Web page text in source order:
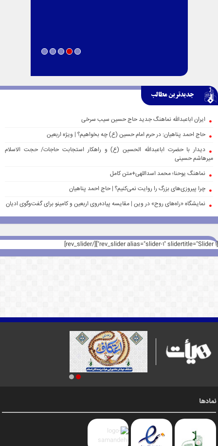
جدیدترین مطالب
ایران اباعبدالله نماهنگ جدید حاج حسین سیب سرخی
حاج احمد پناهیان: در حرم امام حسین (ع) چه بخواهیم؟ | ویژه اربعین
دیدار با حضرت اباعبدالله الحسین (ع) و راهکار استجابت حاجات/ حجت الاسلام
میرهاشم حسینی
نماهنگ یوحنا؛ محمد اسداللهی+متن کامل
چرا پیروزی‌های بزرگ را روایت نمی‌کنیم؟ | حاج احمد پناهیان
نمایشگاه «راه‌های روح» در وین | مقایسه پیاده‌روی اربعین و کامینو برای گفت‌وگوی ادیان
[rev_slider alias="slider-1" slidertitle="Slider 1"][/rev_slider]
نمادها